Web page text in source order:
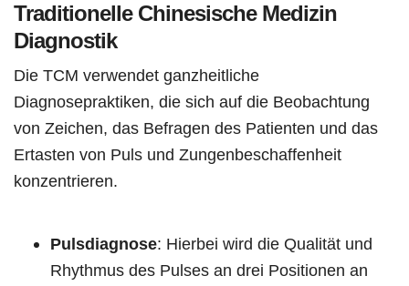
Traditionelle Chinesische Medizin
Diagnostik
Die TCM verwendet ganzheitliche
Diagnosepraktiken, die sich auf die Beobachtung
von Zeichen, das Befragen des Patienten und das
Ertasten von Puls und Zungenbeschaffenheit
konzentrieren.
Pulsdiagnose: Hierbei wird die Qualität und
Rhythmus des Pulses an drei Positionen an